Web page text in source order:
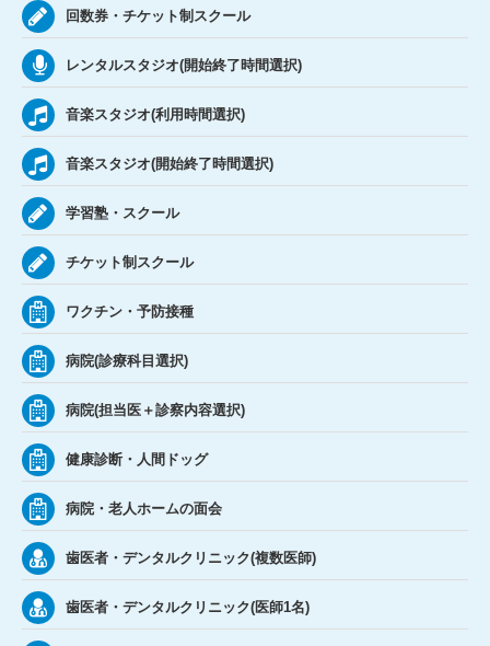
回数券・チケット制スクール
レンタルスタジオ(開始終了時間選択)
音楽スタジオ(利用時間選択)
音楽スタジオ(開始終了時間選択)
学習塾・スクール
チケット制スクール
ワクチン・予防接種
病院(診療科目選択)
病院(担当医＋診察内容選択)
健康診断・人間ドッグ
病院・老人ホームの面会
歯医者・デンタルクリニック(複数医師)
歯医者・デンタルクリニック(医師1名)